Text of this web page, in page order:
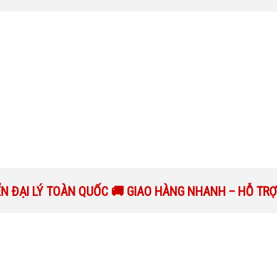
ĐẠI LÝ TOÀN QUỐC 🚚 GIAO HÀNG NHANH – HỖ